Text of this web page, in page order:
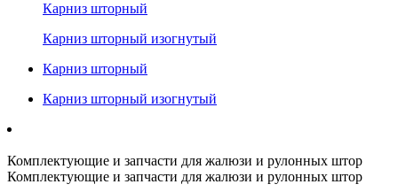
Карниз шторный
Карниз шторный изогнутый
Карниз шторный
Карниз шторный изогнутый
Комплектующие и запчасти для жалюзи и рулонных штор
Комплектующие и запчасти для жалюзи и рулонных штор